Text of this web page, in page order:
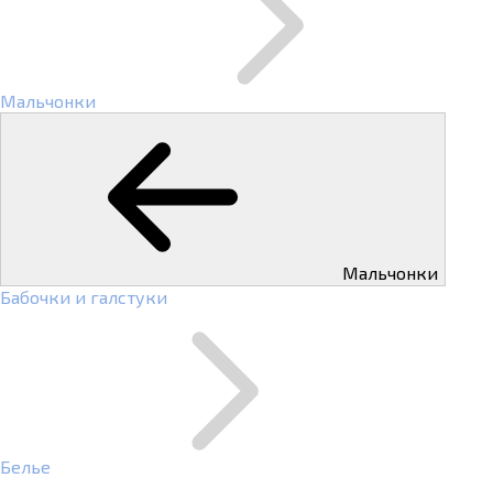
Мальчонки
Мальчонки
Бабочки и галстуки
Белье